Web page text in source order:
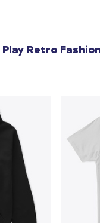
Play Retro Fashion